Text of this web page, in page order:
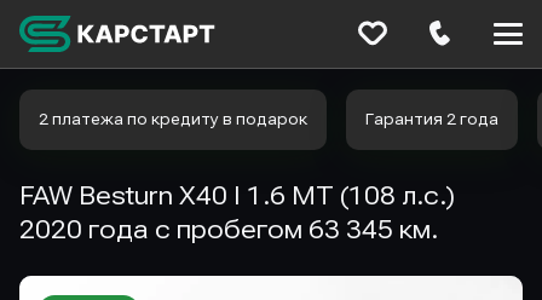
2 платежа по кредиту в подарок Гарантия 2 года
FAW Besturn X40 I 1.6 MT (108 л.с.)
2020 года с пробегом 63 345 км.